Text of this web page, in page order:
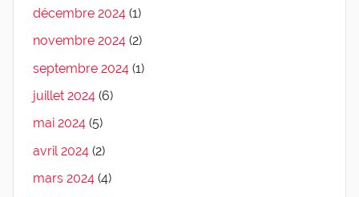
décembre 2024 (1)
novembre 2024 (2)
septembre 2024 (1)
juillet 2024 (6)
mai 2024 (5)
avril 2024 (2)
mars 2024 (4)